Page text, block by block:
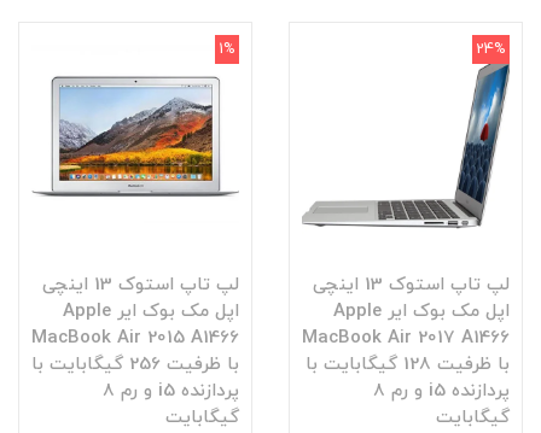
لپ تاپ استوک 13 اینچی
اپل مک بوک ایر Apple
MacBook Air 2017 A1466
با ظرفیت 128 گیگابایت با
پردازنده i5 و رم 8
گیگابایت
24%
لپ تاپ استوک 13 اینچی
اپل مک بوک ایر Apple
MacBook Air 2015 A1466
با ظرفیت 256 گیگابایت با
پردازنده i5 و رم 8
گیگابایت
1%